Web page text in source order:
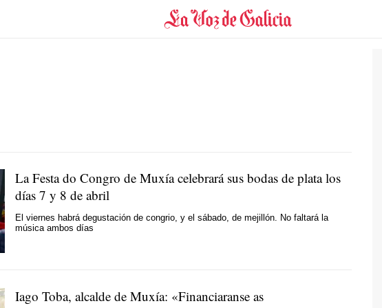
LaFesta do Congro de Muxía celebrará sus bodas de plata los
días 7 y 8 de abril
El viernes habrá degustación de congrio, y el sábado, de mejillón. No faltará la
música ambos días
Iago Toba, alcalde de Muxía: «Financiaranse as